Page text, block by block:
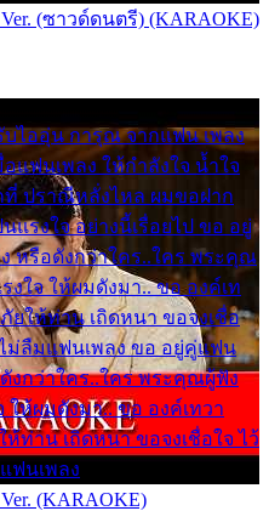
(ซาวด์ดนตรี) (KARAOKE)
ไออุ่น การุณ จากแฟน เพลง
แฟนเพลง ให้กำลังใจ น้ำใจ
ปราณีหลั่งไหล ผมขอฝาก
แรงใจ อย่างนี้เรื่อยไป ขอ อยู่
หรือดังกว่าใคร..ใคร พระคุณ
งใจ ให้ผมดังมา.. ขอ องค์เท
ให้ท่าน เถิดหนา ขอจงเชื่อ
ม่ลืมแฟนเพลง ขอ อยู่คู่แฟน
ดังกว่าใคร..ใคร พระคุณผู้ฟัง
ให้ผมดังมา.. ขอ องค์เทวา
ท่าน เถิดหนา ขอจงเชื่อใจ ไว้
ฟนเพลง
(KARAOKE)